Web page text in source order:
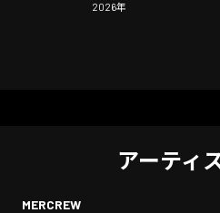
2026年
アーティ
MERCREW